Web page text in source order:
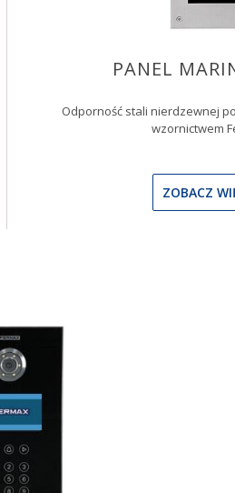
PANEL
Odporność stali nierdzewnej
wzornictwem
ZOBACZ